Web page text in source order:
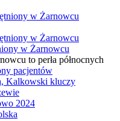
w Żarnowcu
to perła północnych
pacjentów
Kalkowski kluczy
2024